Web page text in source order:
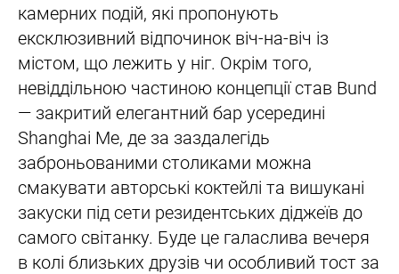
камерних подій, які пропонують
ексклюзивний відпочинок віч-на-віч із
містом, що лежить у ніг. Окрім того,
невіддільною частиною концепції став Bund
— закритий елегантний бар усередині
Shanghai Me, де за заздалегідь
заброньованими столиками можна
смакувати авторські коктейлі та вишукані
закуски під сети резидентських діджеїв до
самого світанку. Буде це галаслива вечеря
в колі близьких друзів чи особливий тост за